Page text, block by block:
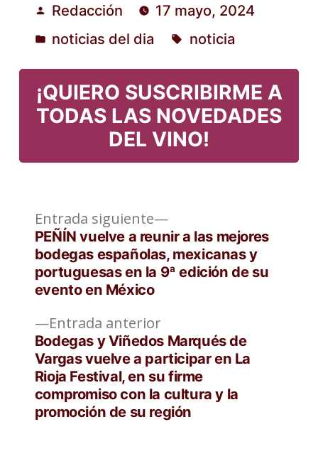
Publicado
por
Redacción 17 mayo, 2024
Publicado
en
noticias del dia noticia
¡QUIERO SUSCRIBIRME A
TODAS LAS NOVEDADES
DEL VINO!
Navegación
de
entradas
Entrada anteriorEntrada
anterior:
Bodegas y Viñedos Marqués de
Vargas vuelve a participar en La
Rioja Festival, en su firme
compromiso con la cultura y la
promoción de su región
Entrada siguiente
Entrada
siguiente:
PEÑÍN vuelve a reunir a las mejores
bodegas españolas, mexicanas y
portuguesas en la 9ª edición de su
evento en México